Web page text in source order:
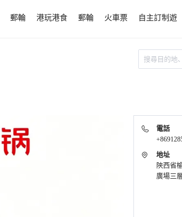
郵輪 港玩港食 郵輪 火車票 自主訂制遊
電話
地址
陝西省
廣場三